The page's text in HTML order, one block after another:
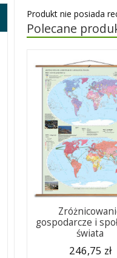
Produkt nie posiada
Polecane
gospodarcze i
świata
246,75 zł